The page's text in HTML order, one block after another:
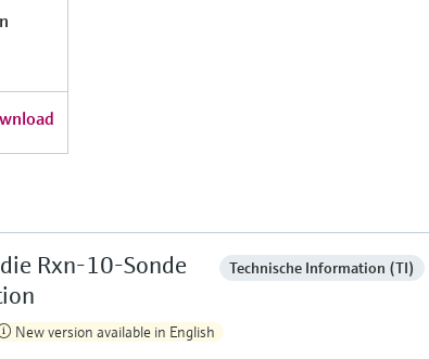
Rxn-10-Sonde
Technische Information (TI)
New version available in English